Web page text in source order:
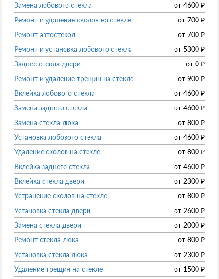
Замена лобового стекла
от 4600 ₽
Ремонт и удаление сколов на стекле
от 700 ₽
Ремонт автостекол
от 700 ₽
Ремонт и установка лобового стекла
от 5300 ₽
Заднее стекла двери
от 0 ₽
Ремонт и удаление трещин на стекле
от 900 ₽
Вклейка лобового стекла
от 4600 ₽
Замена заднего стекла
от 4600 ₽
Замена стекла люка
от 800 ₽
Установка лобового стекла
от 4600 ₽
Удаление сколов на стекле
от 800 ₽
Вклейка заднего стекла
от 4600 ₽
Вклейка стекла двери
от 2300 ₽
Устранение сколов на стекле
от 800 ₽
Установка стекла двери
от 2600 ₽
Замена стекла двери
от 2000 ₽
Ремонт стекла люка
от 800 ₽
Установка стекла люка
от 2300 ₽
Удаление трещин на стекле
от 1500 ₽